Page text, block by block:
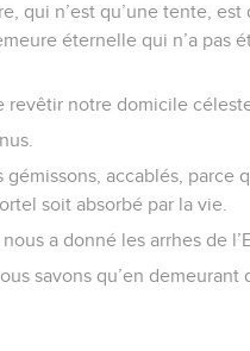
qui n’est qu’une tente,
éternelle qui n’a pas
notre domicile céleste
accablés, parce
soit absorbé par la vie.
a donné les arrhes de
savons qu’en demeurant